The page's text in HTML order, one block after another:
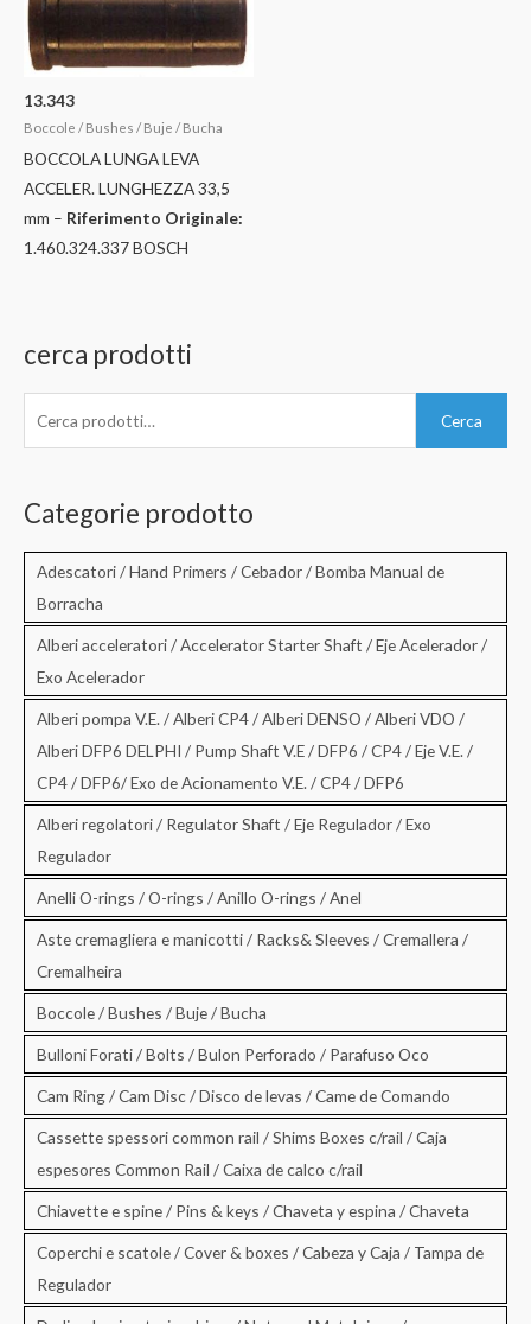
13.343
Boccole / Bushes / Buje / Bucha
BOCCOLA LUNGA LEVA
ACCELER. LUNGHEZZA 33,5
mm – Riferimento Originale:
1.460.324.337 BOSCH
cerca prodotti
c
Cerca
Categorie prodotto
Adescatori / Hand Primers / Cebador / Bomba Manual de
Borracha
Alberi acceleratori / Accelerator Starter Shaft / Eje Acelerador /
Exo Acelerador
Alberi pompa V.E. / Alberi CP4 / Alberi DENSO / Alberi VDO /
Alberi DFP6 DELPHI / Pump Shaft V.E / DFP6 / CP4 / Eje V.E. /
CP4 / DFP6/ Exo de Acionamento V.E. / CP4 / DFP6
Alberi regolatori / Regulator Shaft / Eje Regulador / Exo
Regulador
Anelli O-rings / O-rings / Anillo O-rings / Anel
Aste cremagliera e manicotti / Racks& Sleeves / Cremallera /
Cremalheira
Boccole / Bushes / Buje / Bucha
Bulloni Forati / Bolts / Bulon Perforado / Parafuso Oco
Cam Ring / Cam Disc / Disco de levas / Came de Comando
Cassette spessori common rail / Shims Boxes c/rail / Caja
espesores Common Rail / Caixa de calco c/rail
Chiavette e spine / Pins & keys / Chaveta y espina / Chaveta
Coperchi e scatole / Cover & boxes / Cabeza y Caja / Tampa de
Regulador